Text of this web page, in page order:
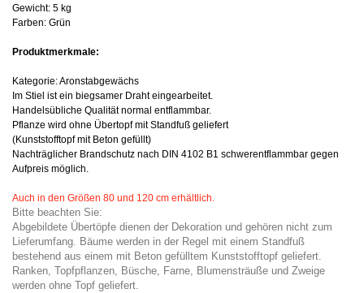
Gewicht: 5 kg
Farben: Grün
Produktmerkmale:
Kategorie: Aronstabgewächs
Im Stiel ist ein biegsamer Draht eingearbeitet.
Handelsübliche Qualität normal entflammbar.
Pflanze wird ohne Übertopf mit Standfuß geliefert
(Kunststofftopf mit Beton gefüllt)
Nachträglicher Brandschutz nach DIN 4102 B1 schwerentflammbar gegen
Aufpreis möglich.
Auch in den Größen 80 und 120 cm erhältlich.
Bitte beachten Sie:
Abgebildete Übertöpfe dienen der Dekoration und gehören nicht zum
Lieferumfang. Bäume werden in der Regel mit einem Standfuß
bestehend aus einem mit Beton gefülltem Kunststofftopf geliefert.
Ranken, Topfpflanzen, Büsche, Farne, Blumensträuße und Zweige
werden ohne Topf geliefert.